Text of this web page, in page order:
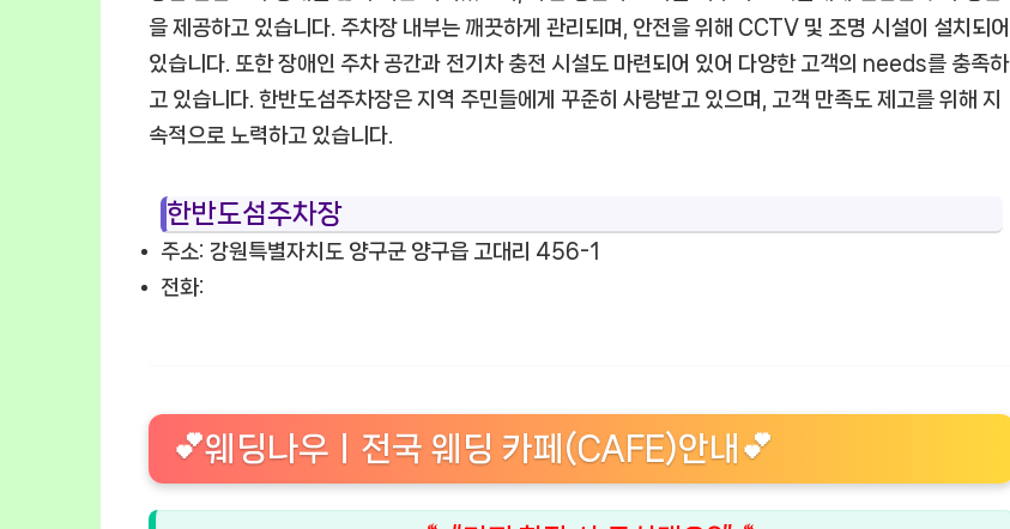
을 제공하고 있습니다. 주차장 내부는 깨끗하게 관리되며, 안전을 위해 CCTV 및 조명 시설이 설치되어
있습니다. 또한 장애인 주차 공간과 전기차 충전 시설도 마련되어 있어 다양한 고객의 needs를 충족하
고 있습니다. 한반도섬주차장은 지역 주민들에게 꾸준히 사랑받고 있으며, 고객 만족도 제고를 위해 지
속적으로 노력하고 있습니다.
한반도섬주차장
주소: 강원특별자치도 양구군 양구읍 고대리 456-1
전화:
💕웨딩나우ㅣ전국 웨딩 카페(CAFE)안내💕